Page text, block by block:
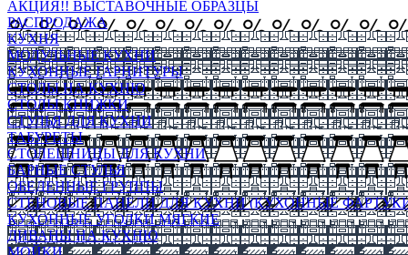
АКЦИЯ!! ВЫСТАВОЧНЫЕ ОБРАЗЦЫ
РАСПРОДАЖА
КУХНЯ
МОДУЛЬНЫЕ КУХНИ
КУХОННЫЕ ГАРНИТУРЫ
СТОЛЫ НА КУХНЮ
СТОЛЫ КНИЖКИ
СТУЛЬЯ ДЛЯ КУХНИ
ТАБУРЕТЫ
СТОЛЕШНИЦЫ ДЛЯ КУХНИ
БАРНЫЕ СТУЛЬЯ
ОБЕДЕННЫЕ ГРУППЫ
СТЕНОВЫЕ ПАНЕЛИ ДЛЯ КУХНИ (КУХОННЫЕ
КУХОННЫЕ УГОЛКИ МЯГКИЕ
ДИВАНЫ НА КУХНЮ